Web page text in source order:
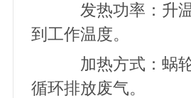
发热功率：升温
到工作温度。
加热方式：蜗轮式
循环排放废气。